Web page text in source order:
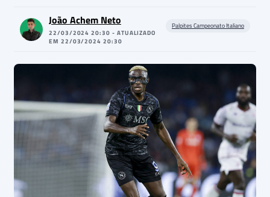
João Achem Neto
22/03/2024 20:30 - ATUALIZADO
EM 22/03/2024 20:30
Palpites Campeonato Italiano